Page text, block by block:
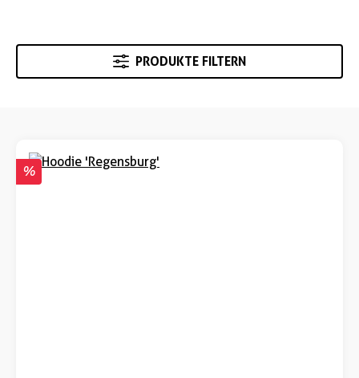
PRODUKTE FILTERN
Rabatt
%